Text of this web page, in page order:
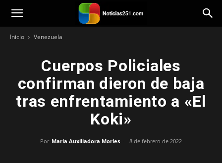
Noticias251
Inicio Venezuela
Cuerpos Policiales
confirman dieron de baja
tras enfrentamiento a «El
Koki»
Por María Auxiliadora Morles - 8 de febrero de 2022